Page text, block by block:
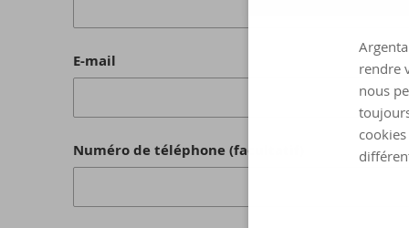
rendre
nous
E-mail
Numéro de téléphone (facultatif)